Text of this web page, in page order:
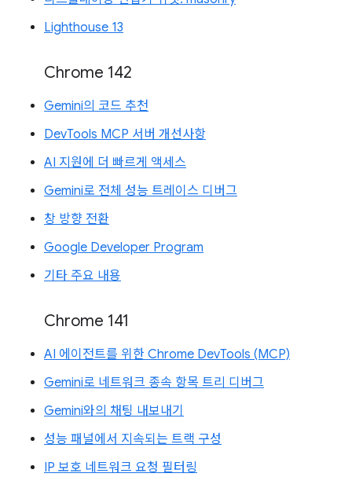
Lighthouse 13
Chrome 142
Gemini의 코드 추천
DevTools MCP 서버 개선사항
AI 지원에 더 빠르게 액세스
Gemini로 전체 성능 트레이스 디버그
창 방향 전환
Google Developer Program
기타 주요 내용
Chrome 141
AI 에이전트를 위한 Chrome DevTools (MCP)
Gemini로 네트워크 종속 항목 트리 디버그
Gemini와의 채팅 내보내기
성능 패널에서 지속되는 트랙 구성
IP 보호 네트워크 요청 필터링